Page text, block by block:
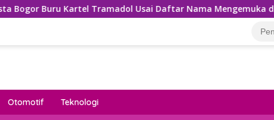
Tramadol Usai Daftar Nama Mengemuka di Medsos
Otomotif Teknologi